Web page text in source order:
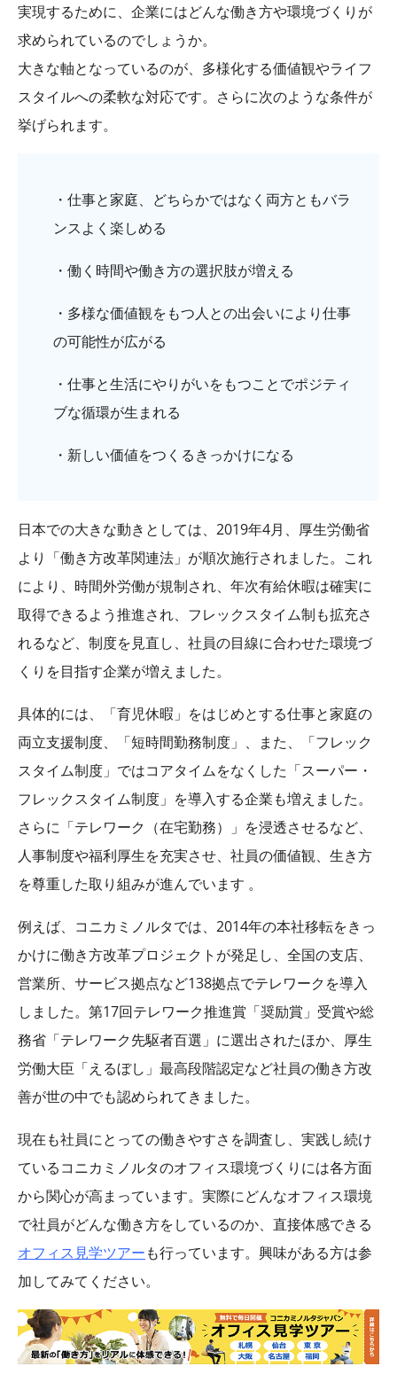
実現するために、企業にはどんな働き方や環境づくりが
求められているのでしょうか。
大きな軸となっているのが、多様化する価値観やライフ
スタイルへの柔軟な対応です。さらに次のような条件が
挙げられます。
・仕事と家庭、どちらかではなく両方ともバラ
ンスよく楽しめる
・働く時間や働き方の選択肢が増える
・多様な価値観をもつ人との出会いにより仕事
の可能性が広がる
・仕事と生活にやりがいをもつことでポジティ
ブな循環が生まれる
・新しい価値をつくるきっかけになる
日本での大きな動きとしては、2019年4月、厚生労働省
より「働き方改革関連法」が順次施行されました。これ
により、時間外労働が規制され、年次有給休暇は確実に
取得できるよう推進され、フレックスタイム制も拡充さ
れるなど、制度を見直し、社員の目線に合わせた環境づ
くりを目指す企業が増えました。
具体的には、「育児休暇」をはじめとする仕事と家庭の
両立支援制度、「短時間勤務制度」、また、「フレック
スタイム制度」ではコアタイムをなくした「スーパー・
フレックスタイム制度」を導入する企業も増えました。
さらに「テレワーク（在宅勤務）」を浸透させるなど、
人事制度や福利厚生を充実させ、社員の価値観、生き方
を尊重した取り組みが進んでいます 。
例えば、コニカミノルタでは、2014年の本社移転をきっ
かけに働き方改革プロジェクトが発足し、全国の支店、
営業所、サービス拠点など138拠点でテレワークを導入
しました。第17回テレワーク推進賞「奨励賞」受賞や総
務省「テレワーク先駆者百選」に選出されたほか、厚生
労働大臣「えるぼし」最高段階認定など社員の働き方改
善が世の中でも認められてきました。
現在も社員にとっての働きやすさを調査し、実践し続け
ているコニカミノルタのオフィス環境づくりには各方面
から関心が高まっています。実際にどんなオフィス環境
で社員がどんな働き方をしているのか、直接体感できる
オフィス見学ツアーも行っています。興味がある方は参
加してみてください。